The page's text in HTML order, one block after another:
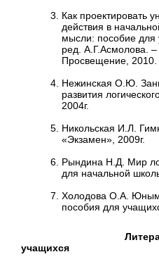
Как проектировать
действия в
мысли: пособие для
ред. А.Г.Асмолова.
Просвещение, 2010.
Нежинская О.Ю.
развития
2004г.
Никольская И.Л.
«Экзамен», 2009г.
Рындина Н.Д. Мир
для начальной
Холодова О.А.
пособия для
учащихся